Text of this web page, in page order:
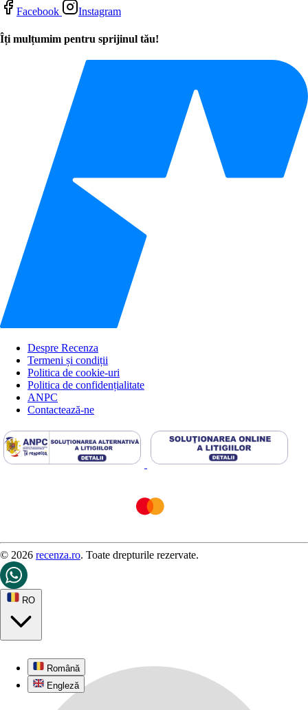
Facebook Instagram
Îți mulțumim pentru sprijinul tău!
Despre Recenza
Termeni și condiții
Politica de cookie-uri
Politica de confidențialitate
ANPC
Contactează-ne
© 2026 recenza.ro. Toate drepturile rezervate.
RO
Română
Engleză